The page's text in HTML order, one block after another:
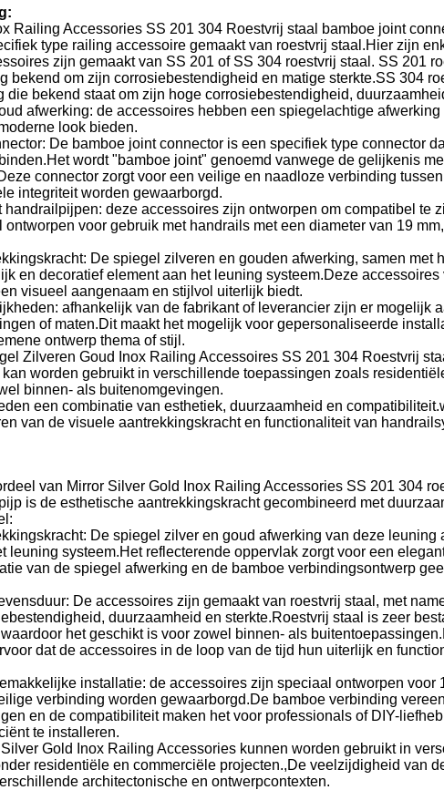
Railing Accessories SS 201 304 Roestvrij staal bamboe joint
type railing accessoire gemaakt van roestvrij staal.Hier zijn
zijn gemaakt van SS 201 of SS 304 roestvrij staal. SS 201
bekend om zijn corrosiebestendigheid en matige sterkte.SS 304
die bekend staat om zijn hoge corrosiebestendigheid,
afwerking: de accessoires hebben een spiegelachtige
look bieden.
De bamboe joint connector is een specifiek type connector
wordt "bamboe joint" genoemd vanwege de gelijkenis
connector zorgt voor een veilige en naadloze verbinding
integriteit worden gewaarborgd.
handrailpijpen: deze accessoires zijn ontworpen om compatibel te
voor gebruik met handrails met een diameter van 19
De spiegel zilveren en gouden afwerking, samen met
en decoratief element aan het leuning systeem.Deze
visueel aangenaam en stijlvol uiterlijk biedt.
afhankelijk van de fabrikant of leverancier zijn er mogelijk
of maten.Dit maakt het mogelijk voor gepersonaliseerde
ontwerp thema of stijl.
Zilveren Goud Inox Railing Accessoires SS 201 304 Roestvrij
worden gebruikt in verschillende toepassingen zoals
binnen- als buitenomgevingen.
een combinatie van esthetiek, duurzaamheid en
van de visuele aantrekkingskracht en functionaliteit van
van Mirror Silver Gold Inox Railing Accessories SS 201 304
is de esthetische aantrekkingskracht gecombineerd met
De spiegel zilver en goud afwerking van deze leuning
leuning systeem.Het reflecterende oppervlak zorgt voor een
van de spiegel afwerking en de bamboe verbindingsontwerp
De accessoires zijn gemaakt van roestvrij staal, met
duurzaamheid en sterkte.Roestvrij staal is zeer
het geschikt is voor zowel binnen- als
dat de accessoires in de loop van de tijd hun uiterlijk en
installatie: de accessoires zijn speciaal ontworpen voor
verbinding worden gewaarborgd.De bamboe verbinding
en de compatibiliteit maken het voor professionals of DIY-
te installeren.
Gold Inox Railing Accessories kunnen worden gebruikt in
residentiële en commerciële projecten.,De veelzijdigheid van
architectonische en ontwerpcontexten.